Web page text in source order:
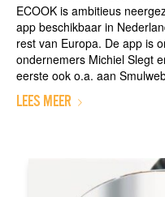
ECOOK is ambitieus
app beschikbaar in
rest van Europa. De app is
ondernemers Michiel Slegt
eerste ook o.a. aan
LEES MEER